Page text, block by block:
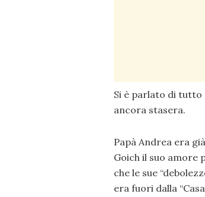
Si è parlato di tutto
ancora stasera.
Papà Andrea era
Goich il suo amore
che le sue
era fuori dalla